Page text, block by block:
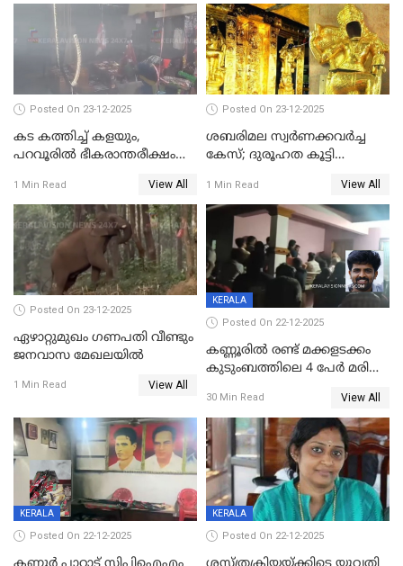
പിടിവലിക്കിടയിൽ
അപ്പൂപ്പനെതിരെ പോക്സോ
കേസ് ഒടുവിൽ 4 ജീവനുകൾ
പൊലിഞ്ഞു
Posted On 23-12-2025
കട കത്തിച്ച് കളയും,
പറവൂരില്‍ ഭീകരാന്തരീക്ഷം
1 Min Read View All
Posted On 23-12-2025
ശബരിമല സ്വര്‍ണക്കവര്‍ച്ച
കേസ്; ദുരൂഹത കൂട്ടി
1 Min Read View All
Posted On 23-12-2025
ഏഴാറ്റുമുഖം ഗണപതി വീണ്ടും
ജനവാസ മേഖലയിൽ
1 Min Read View All
KERALA
Posted On 22-12-2025
കണ്ണൂരിൽ രണ്ട് മക്കളടക്കം
കുടുംബത്തിലെ 4 പേർ മരിച്ച
30 Min Read View All
KERALA
Posted On 22-12-2025
KERALA
Posted On 22-12-2025